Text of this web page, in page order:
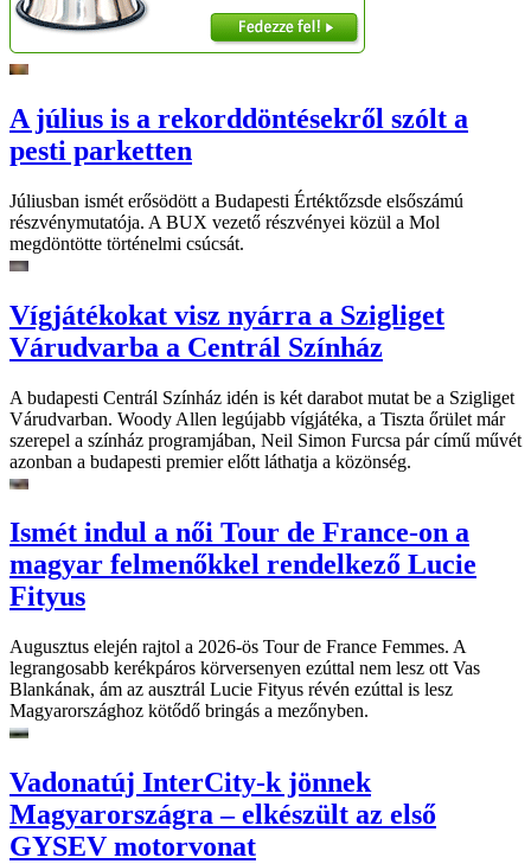
A július is a rekorddöntésekről szólt a
pesti parketten
Júliusban ismét erősödött a Budapesti Értéktőzsde elsőszámú
részvénymutatója. A BUX vezető részvényei közül a Mol
megdöntötte történelmi csúcsát.
Vígjátékokat visz nyárra a Szigliget
Várudvarba a Centrál Színház
A budapesti Centrál Színház idén is két darabot mutat be a Szigliget
Várudvarban. Woody Allen legújabb vígjátéka, a Tiszta őrület már
szerepel a színház programjában, Neil Simon Furcsa pár című művét
azonban a budapesti premier előtt láthatja a közönség.
Ismét indul a női Tour de France-on a
magyar felmenőkkel rendelkező Lucie
Fityus
Augusztus elején rajtol a 2026-ös Tour de France Femmes. A
legrangosabb kerékpáros körversenyen ezúttal nem lesz ott Vas
Blankának, ám az ausztrál Lucie Fityus révén ezúttal is lesz
Magyarországhoz kötődő bringás a mezőnyben.
Vadonatúj InterCity-k jönnek
Magyarországra – elkészült az első
GYSEV motorvonat